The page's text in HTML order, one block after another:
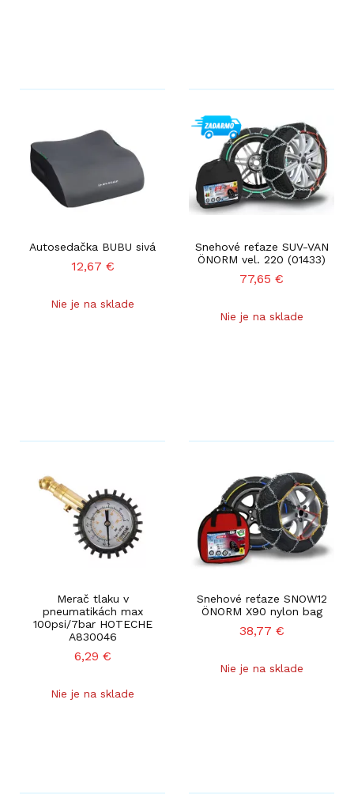
Autosedačka BUBU sivá
12,67 €
Nie je na sklade
Snehové reťaze SUV-VAN
ÖNORM vel. 220 (01433)
77,65 €
Nie je na sklade
Merač tlaku v
pneumatikách max
100psi/7bar HOTECHE
A830046
6,29 €
Nie je na sklade
Snehové reťaze SNOW12
ÖNORM X90 nylon bag
38,77 €
Nie je na sklade